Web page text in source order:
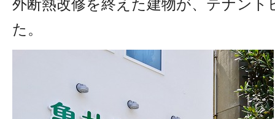
外断熱改修を終えた建物が、テナン
た。